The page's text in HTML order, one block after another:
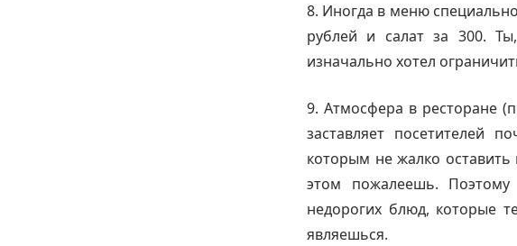
8. Иногда в меню
рублей и салат за 300.
изначально хотел
9. Атмосфера в ресторане
заставляет посетителей
которым не жалко
этом пожалеешь.
недорогих блюд, которые
являешься.